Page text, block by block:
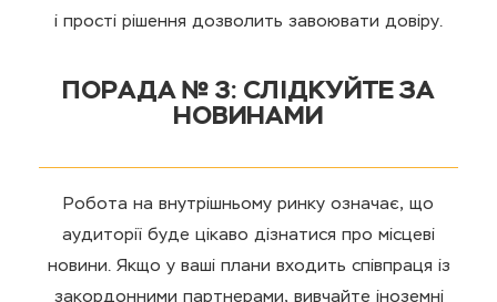
і прості рішення дозволить завоювати довіру.
ПОРАДА № 3: СЛІДКУЙТЕ ЗА
НОВИНАМИ
Робота на внутрішньому ринку означає, що
аудиторії буде цікаво дізнатися про місцеві
новини. Якщо у ваші плани входить співпраця із
закордонними партнерами, вивчайте іноземні